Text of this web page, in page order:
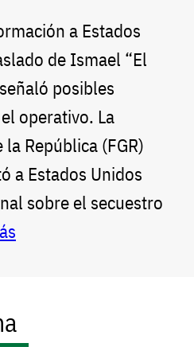
a Estados
de Ismael “El
posibles
operativo. La
República (FGR)
a Estados Unidos
sobre el secuestro